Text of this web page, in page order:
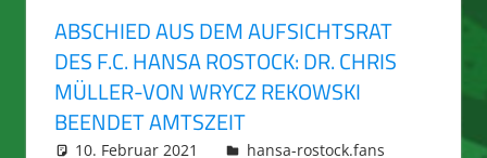
ABSCHIED AUS DEM AUFSICHTSRAT
DES F.C. HANSA ROSTOCK: DR. CHRIS
MÜLLER-VON WRYCZ REKOWSKI
BEENDET AMTSZEIT
10. Februar 2021 integromat
hansa-rostock.fans